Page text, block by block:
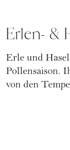
Erlen- &
Erle und
Pollensaison.
von den